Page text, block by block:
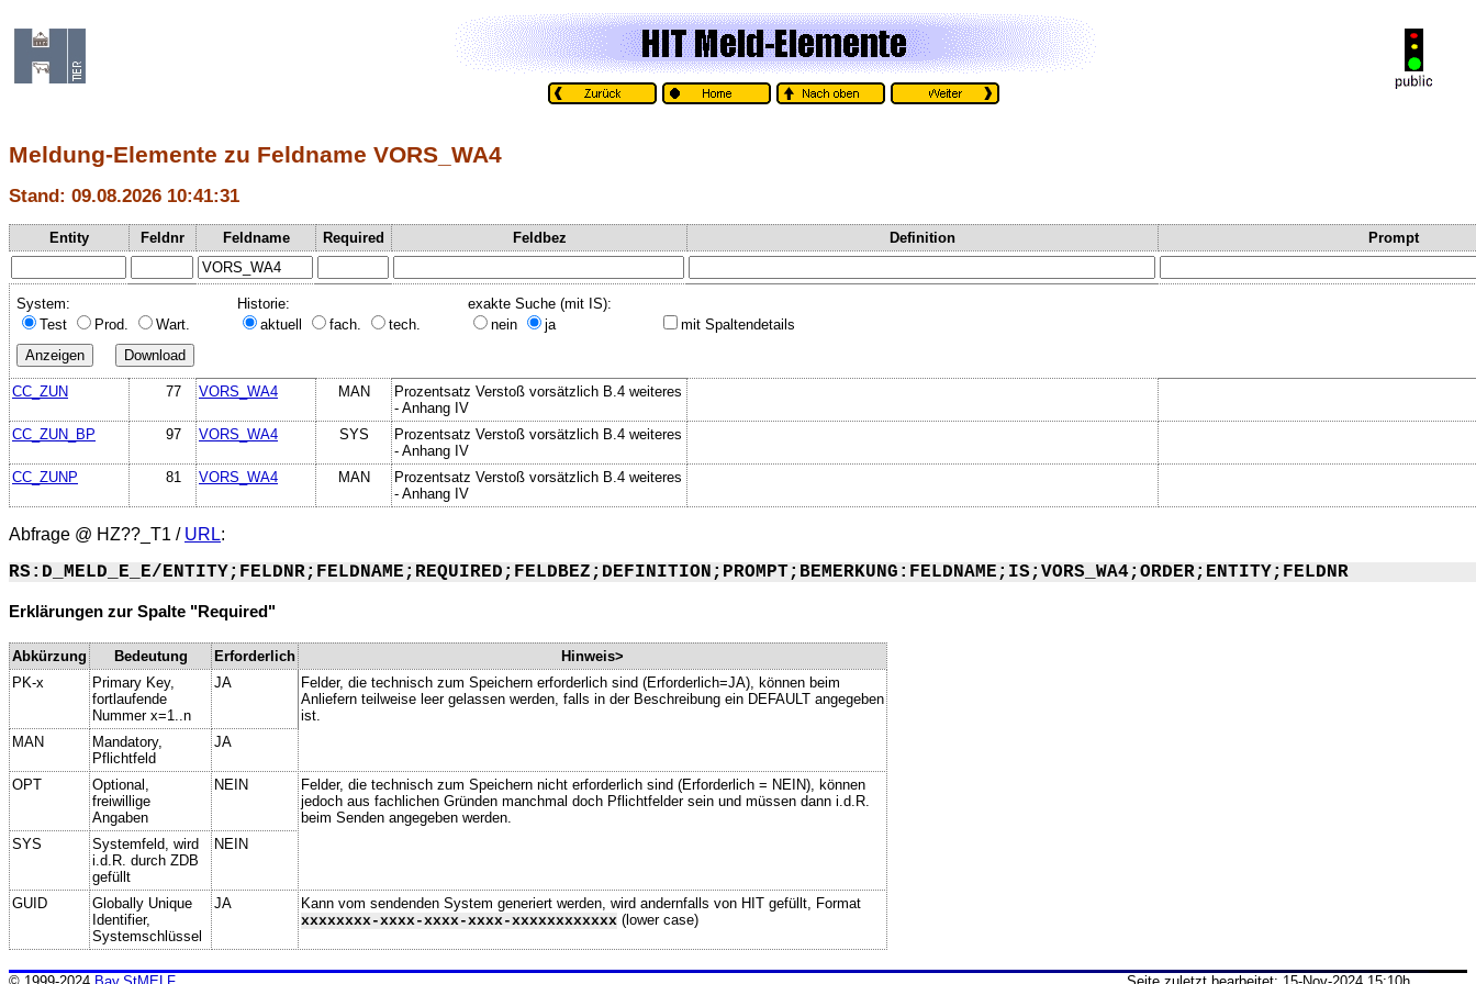
Meldung-Elemente zu Feldname VORS_WA4
Stand: 09.08.2026 10:41:31
Entity Feldnr Feldname Required Feldbez Definition Prompt
System:
Test
Prod. Wart.
Historie:
aktuell
fach. tech.
exakte Suche (mit IS):
nein
ja mit Spaltendetails
CC_ZUN 77 VORS_WA4 MAN
Prozentsatz Verstoß vorsätzlich B.4 weiteres
- Anhang IV
CC_ZUN_BP
97 VORS_WA4 SYS
Prozentsatz Verstoß vorsätzlich B.4 weiteres
- Anhang IV
CC_ZUNP
81 VORS_WA4 MAN
Prozentsatz Verstoß vorsätzlich B.4 weiteres
- Anhang IV
Abfrage @ HZ??_T1 / URL:
RS:D_MELD_E_E/ENTITY;FELDNR;FELDNAME;REQUIRED;FELDBEZ;DEFINITION;PROMPT;BEMERKUNG:FELDNAME;IS;VORS_WA4;ORDER;ENTITY;FELDNR
Erklärungen zur Spalte "Required"
Abkürzung Bedeutung Erforderlich
Hinweis>
PK-x
Primary Key,
fortlaufende
Nummer x=1..n
JA
Felder, die technisch zum Speichern erforderlich sind (Erforderlich=JA), können beim
Anliefern teilweise leer gelassen werden, falls in der Beschreibung ein DEFAULT angegeben
ist.
MAN
Mandatory,
Pflichtfeld
JA
OPT
Optional,
freiwillige
Angaben
NEIN
Felder, die technisch zum Speichern nicht erforderlich sind (Erforderlich = NEIN), können
jedoch aus fachlichen Gründen manchmal doch Pflichtfelder sein und müssen dann i.d.R.
beim Senden angegeben werden.
SYS
Systemfeld, wird
i.d.R. durch ZDB
gefüllt
NEIN
GUID
Globally Unique
Identifier,
Systemschlüssel
JA
Kann vom sendenden System generiert werden, wird andernfalls von HIT gefüllt, Format
xxxxxxxx-xxxx-xxxx-xxxx-xxxxxxxxxxxx (lower case)